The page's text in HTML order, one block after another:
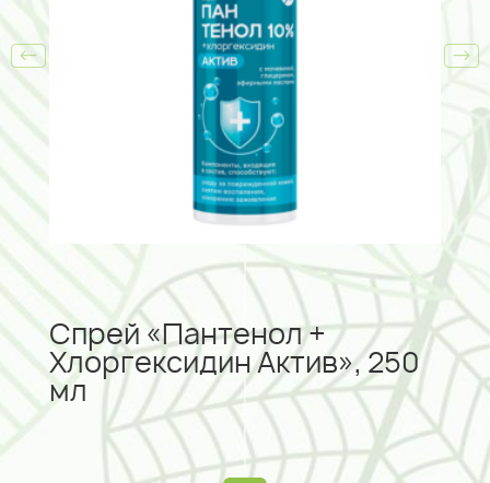
Спрей «Пантенол +
Хлоргексидин Актив», 250
мл